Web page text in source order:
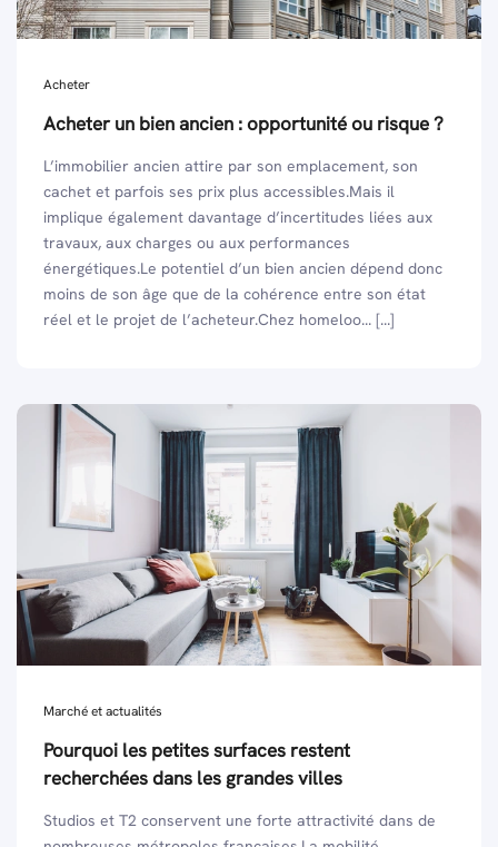
Acheter
Acheter un bien ancien : opportunité ou risque ?
L’immobilier ancien attire par son emplacement, son
cachet et parfois ses prix plus accessibles.Mais il
implique également davantage d’incertitudes liées aux
travaux, aux charges ou aux performances
énergétiques.Le potentiel d’un bien ancien dépend donc
moins de son âge que de la cohérence entre son état
réel et le projet de l’acheteur.Chez homeloo... [...]
Marché et actualités
Pourquoi les petites surfaces restent
recherchées dans les grandes villes
Studios et T2 conservent une forte attractivité dans de